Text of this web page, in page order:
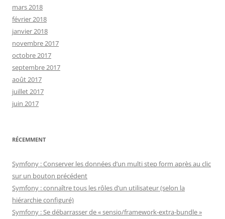
mars 2018
février 2018
janvier 2018
novembre 2017
octobre 2017
septembre 2017
août 2017
juillet 2017
juin 2017
RÉCEMMENT
Symfony : Conserver les données d’un multi step form après au clic
sur un bouton précédent
Symfony : connaître tous les rôles d’un utilisateur (selon la
hiérarchie configuré)
Symfony : Se débarrasser de « sensio/framework-extra-bundle »